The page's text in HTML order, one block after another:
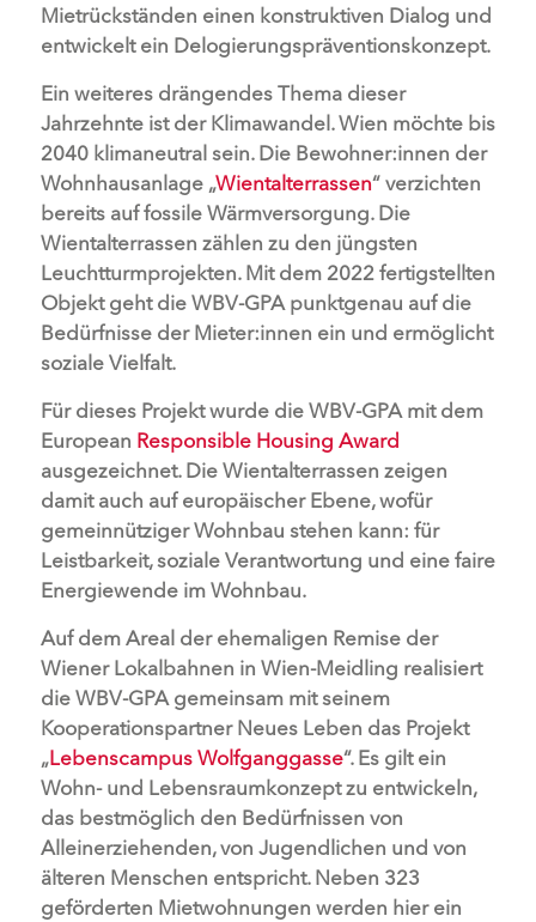
Mietrückständen einen konstruktiven Dialog und
entwickelt ein Delogierungspräventionskonzept.
Ein weiteres drängendes Thema dieser
Jahrzehnte ist der Klimawandel. Wien möchte bis
2040 klimaneutral sein. Die Bewohner:innen der
Wohnhausanlage „Wientalterrassen“ verzichten
bereits auf fossile Wärmversorgung. Die
Wientalterrassen zählen zu den jüngsten
Leuchtturmprojekten. Mit dem 2022 fertigstellten
Objekt geht die WBV-GPA punktgenau auf die
Bedürfnisse der Mieter:innen ein und ermöglicht
soziale Vielfalt.
Für dieses Projekt wurde die WBV-GPA mit dem
European Responsible Housing Award
ausgezeichnet. Die Wientalterrassen zeigen
damit auch auf europäischer Ebene, wofür
gemeinnütziger Wohnbau stehen kann: für
Leistbarkeit, soziale Verantwortung und eine faire
Energiewende im Wohnbau.
Auf dem Areal der ehemaligen Remise der
Wiener Lokalbahnen in Wien-Meidling realisiert
die WBV-GPA gemeinsam mit seinem
Kooperationspartner Neues Leben das Projekt
„Lebenscampus Wolfganggasse“. Es gilt ein
Wohn- und Lebensraumkonzept zu entwickeln,
das bestmöglich den Bedürfnissen von
Alleinerziehenden, von Jugendlichen und von
älteren Menschen entspricht. Neben 323
geförderten Mietwohnungen werden hier ein